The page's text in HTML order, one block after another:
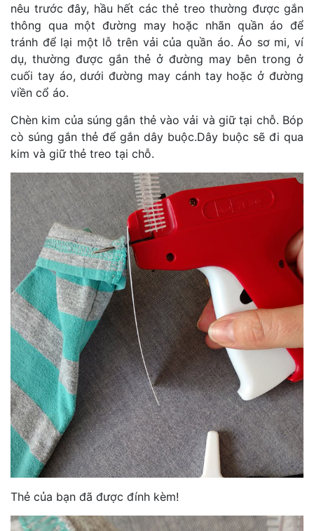
nêu trước đây, hầu hết các thẻ treo thường được gắn
thông qua một đường may hoặc nhãn quần áo để
tránh để lại một lỗ trên vải của quần áo. Áo sơ mi, ví
dụ, thường được gắn thẻ ở đường may bên trong ở
cuối tay áo, dưới đường may cánh tay hoặc ở đường
viền cổ áo.
Chèn kim của súng gắn thẻ vào vải và giữ tại chỗ. Bóp
cò súng gắn thẻ để gắn dây buộc.Dây buộc sẽ đi qua
kim và giữ thẻ treo tại chỗ.
Thẻ của bạn đã được đính kèm!